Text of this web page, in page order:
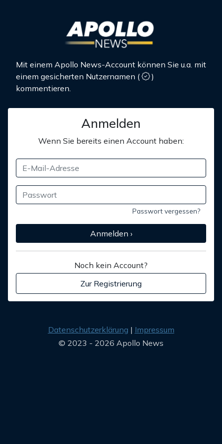
Mit einem Apollo News-Account können Sie u.a. mit
einem gesicherten Nutzernamen (
)
kommentieren.
Anmelden
Wenn Sie bereits einen Account haben:
Passwort vergessen?
Anmelden ›
Noch kein Account?
Zur Registrierung
Datenschutzerklärung
Impressum
© 2023 - 2026 Apollo News